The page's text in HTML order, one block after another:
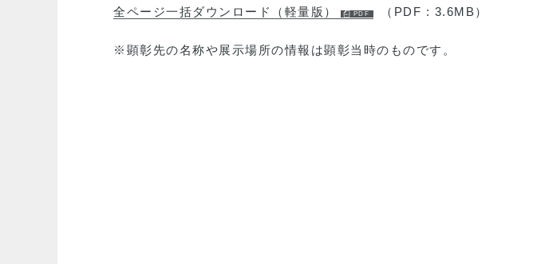
全ページ一括ダウンロード（軽量版）
（PDF : 3.6MB）
※顕彰先の名称や展示場所の情報は顕彰当時のものです。